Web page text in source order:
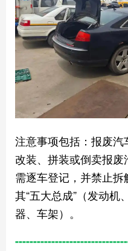
注意事项‌包括：报废汽
改装、拼装或倒卖报
需逐车登记，并禁止
其“五大总成”（发动机
器、车架）。